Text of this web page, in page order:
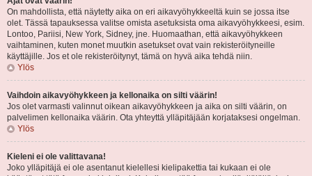
On mahdollista, että näytetty aika on eri aikavyöhykkeeltä kuin se jossa itse
olet. Tässä tapauksessa valitse omista asetuksista oma aikavyöhykkeesi, esim.
Lontoo, Pariisi, New York, Sidney, jne. Huomaathan, että aikavyöhykkeen
vaihtaminen, kuten monet muutkin asetukset ovat vain rekisteröityneille
käyttäjille. Jos et ole rekisteröitynyt, tämä on hyvä aika tehdä niin.
Ylös
Vaihdoin aikavyöhykkeen ja kellonaika on silti väärin!
Jos olet varmasti valinnut oikean aikavyöhykkeen ja aika on silti väärin, on
palvelimen kellonaika väärin. Ota yhteyttä ylläpitäjään korjataksesi ongelman.
Ylös
Kieleni ei ole valittavana!
Joko ylläpitäjä ei ole asentanut kielellesi kielipakettia tai kukaan ei ole